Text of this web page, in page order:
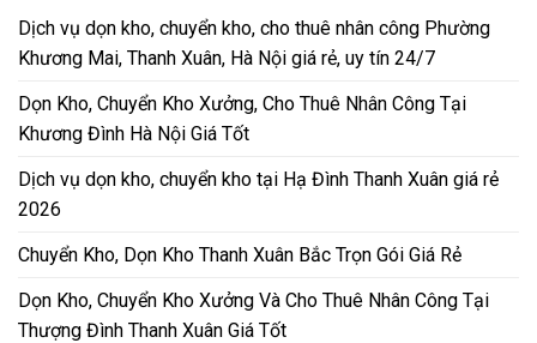
Dịch vụ dọn kho, chuyển kho, cho thuê nhân công Phường
Khương Mai, Thanh Xuân, Hà Nội giá rẻ, uy tín 24/7
Dọn Kho, Chuyển Kho Xưởng, Cho Thuê Nhân Công Tại
Khương Đình Hà Nội Giá Tốt
Dịch vụ dọn kho, chuyển kho tại Hạ Đình Thanh Xuân giá rẻ
2026
Chuyển Kho, Dọn Kho Thanh Xuân Bắc Trọn Gói Giá Rẻ
Dọn Kho, Chuyển Kho Xưởng Và Cho Thuê Nhân Công Tại
Thượng Đình Thanh Xuân Giá Tốt